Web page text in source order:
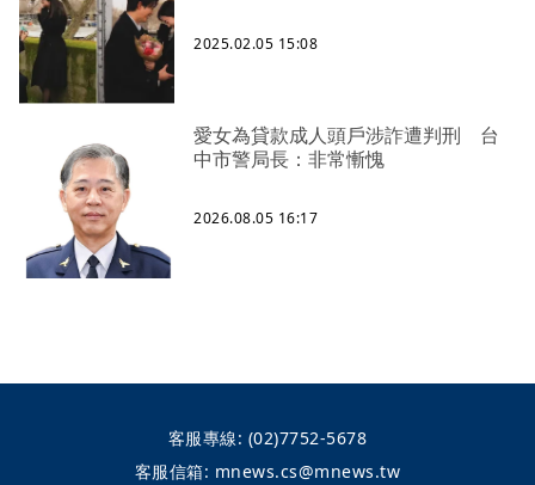
2025.02.05 15:08
愛女為貸款成人頭戶涉詐遭判刑 台
中市警局長：非常慚愧
2026.08.05 16:17
客服專線: (02)7752-5678
客服信箱: mnews.cs@mnews.tw